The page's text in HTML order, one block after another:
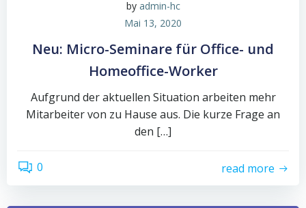
by admin-hc
Mai 13, 2020
Neu: Micro-Seminare für Office- und
Homeoffice-Worker
Aufgrund der aktuellen Situation arbeiten mehr
Mitarbeiter von zu Hause aus. Die kurze Frage an
den […]
0 read more